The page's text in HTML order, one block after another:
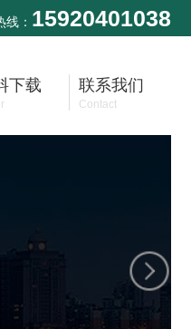
： 15920401038
下载 联系我们
Contact